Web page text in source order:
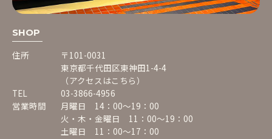
SHOP
住所
〒101-0031
東京都千代田区東神田1-4-4
（アクセスはこちら）
TEL
03-3866-4956
営業時間
月曜日 14：00〜19：00
火・木・金曜日 11：00〜19：00
土曜日 11：00〜17：00